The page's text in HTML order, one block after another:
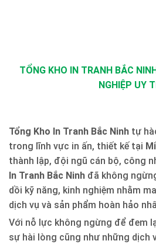
TỔNG KHO IN TRANH BẮC
NGHIỆP UY
Tổng Kho In Tranh Bắc Ninh tự
trong lĩnh vực in ấn, thiết kế tại
thành lập, đội ngũ cán bộ, công
In Tranh Bắc Ninh đã không
dồi kỹ năng, kinh nghiệm nhằm
dịch vụ và sản phẩm hoàn hảo
Với nỗ lực không ngừng để đem
sự hài lòng cũng như những dịch